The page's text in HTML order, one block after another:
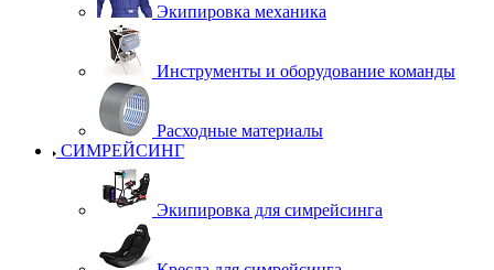
Экипировка механика
Инструменты и оборудование команды
Расходные материалы
СИМРЕЙСИНГ
Экипировка для симрейсинга